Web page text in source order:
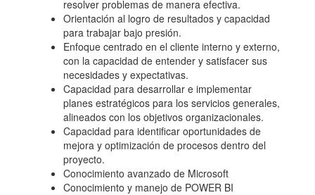
resolver problemas de manera efectiva.
Orientación al logro de resultados y capacidad
para trabajar bajo presión.
Enfoque centrado en el cliente interno y externo,
con la capacidad de entender y satisfacer sus
necesidades y expectativas.
Capacidad para desarrollar e implementar
planes estratégicos para los servicios generales,
alineados con los objetivos organizacionales.
Capacidad para identificar oportunidades de
mejora y optimización de procesos dentro del
proyecto.
Conocimiento avanzado de Microsoft
Conocimiento y manejo de POWER BI